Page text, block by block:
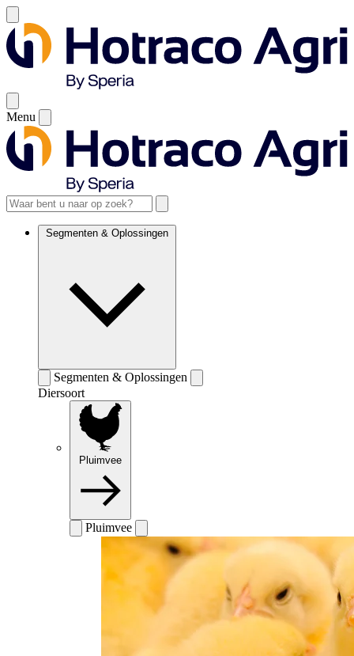
Menu
Segmenten & Oplossingen
Segmenten & Oplossingen
Diersoort
Pluimvee
Pluimvee